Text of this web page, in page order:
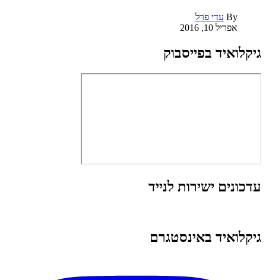
By עדי פרל
אפריל 10, 2016
גיקלואיד בפייסבוק
עדכונים ישירות לנייד
גיקלואיד באינסטגרם